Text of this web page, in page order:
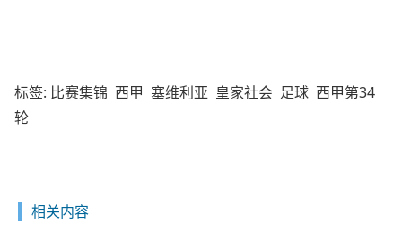
标签: 比赛集锦 西甲 塞维利亚 皇家社会 足球 西甲第34
轮
相关内容